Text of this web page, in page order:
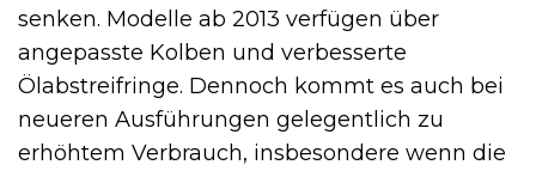
senken. Modelle ab 2013 verfügen über
angepasste Kolben und verbesserte
Ölabstreifringe. Dennoch kommt es auch bei
neueren Ausführungen gelegentlich zu
erhöhtem Verbrauch, insbesondere wenn die